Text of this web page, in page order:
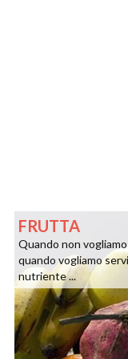
FRUTTA
Quando non
quando vogliamo
nutriente ...